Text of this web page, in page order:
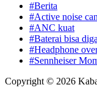
#Berita
#Active noise
#ANC kuat
#Baterai bisa
#Headphone
#Sennheiser
Copyright © 2026